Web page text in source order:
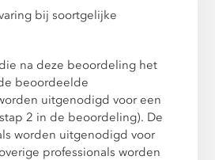
bij soortgelijke
na deze beoordeling het
beoordeelde
uitgenodigd voor een
2 in de beoordeling). De
worden uitgenodigd voor
professionals worden